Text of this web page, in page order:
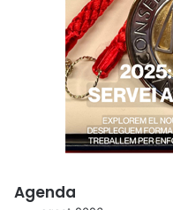
Agenda